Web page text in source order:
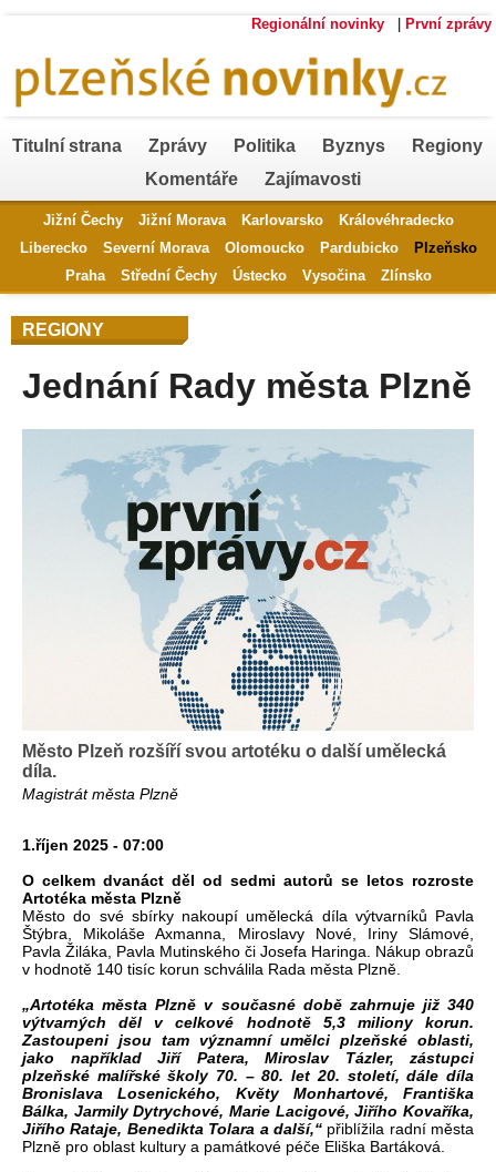
Regionální novinky První zprávy
Titulní strana Zprávy Politika Byznys
Regiony
Komentáře
Zajímavosti
Jižní Čechy Jižní Morava Karlovarsko
Královéhradecko
Liberecko
Severní Morava Olomoucko Pardubicko
Plzeňsko
Praha
Střední Čechy Ústecko Vysočina Zlínsko
REGIONY
Jednání Rady města Plzně
Město Plzeň rozšíří svou artotéku o další umělecká
díla.
Magistrát města Plzně
1.říjen 2025 - 07:00
O celkem dvanáct děl od sedmi autorů se letos rozroste
Artotéka města Plzně
Město do své sbírky nakoupí umělecká díla výtvarníků Pavla
Štýbra, Mikoláše Axmanna, Miroslavy Nové, Iriny Slámové,
Pavla Žiláka, Pavla Mutinského či Josefa Haringa. Nákup obrazů
v hodnotě 140 tisíc korun schválila Rada města Plzně.
„Artotéka města Plzně v současné době zahrnuje již 340
výtvarných děl v celkové hodnotě 5,3 miliony korun.
Zastoupeni jsou tam významní umělci plzeňské oblasti,
jako například Jiří Patera, Miroslav Tázler, zástupci
plzeňské malířské školy 70. – 80. let 20. století, dále díla
Bronislava Losenického, Květy Monhartové, Františka
Bálka, Jarmily Dytrychové, Marie Lacigové, Jiřího Kovaříka,
Jiřího Rataje, Benedikta Tolara a další,“přiblížila radní města
Plzně pro oblast kultury a památkové péče Eliška Bartáková.